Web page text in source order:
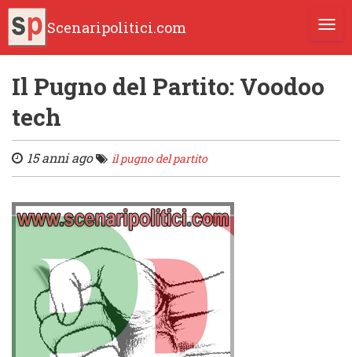
Scenaripolitici.com
Il Pugno del Partito: Voodoo
tech
15 anni ago il pugno del partito